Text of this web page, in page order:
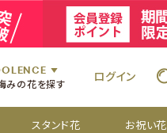
みの花を探す
お彼岸のお供え花
供花[通夜・葬儀・告別式]
ログイン
スタンド花 お祝い花